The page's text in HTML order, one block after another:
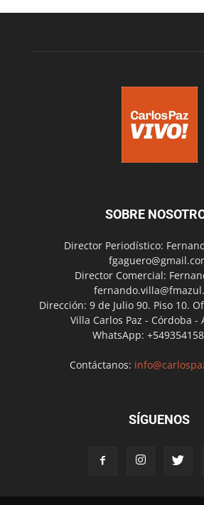
SOBRE
Director Periodístico:
Director Comercial:
Dirección: 9 de Julio 90. Piso 10.
Villa Carlos Paz - Córdoba -
WhatsApp:
Contáctanos:
SÍGUENOS